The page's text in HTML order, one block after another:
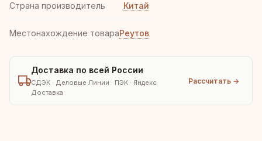
Страна производитель Китай
Местонахождение товараРеутов
Доставка по всей России
СДЭК · Деловые Линии · ПЭК · Яндекс
Доставка
Рассчитать →